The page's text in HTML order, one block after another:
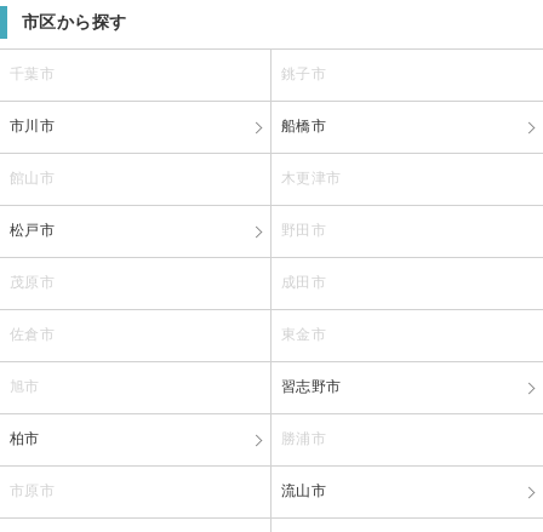
市区から探す
千葉市 銚子市
市川市 船橋市
館山市 木更津市
松戸市 野田市
茂原市 成田市
佐倉市 東金市
旭市 習志野市
柏市 勝浦市
市原市 流山市